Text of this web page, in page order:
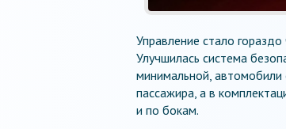
Управление стало
Улучшилась система
минимальной,
пассажира, а в
и по бокам.